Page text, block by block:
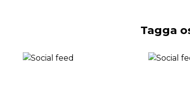
Tagga